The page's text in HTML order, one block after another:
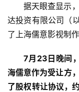
据天眼查显示
达投资有限公司（
了上海儒意影视制
7月23日晚间
海儒意作为受让方
了股权转让协议，